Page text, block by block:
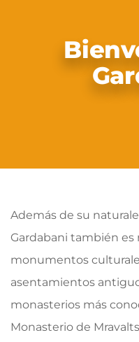
Además de su
Gardabani también es
monumentos
asentamientos
monasterios más
Monasterio de